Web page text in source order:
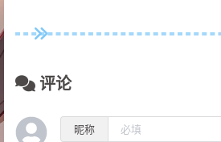
评论
昵称